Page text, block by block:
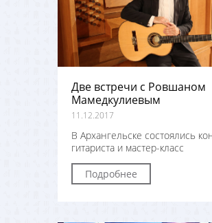
Две встречи с Ровшаном
Мамедкулиевым
11.12.2017
В Архангельске состоялись
гитариста и мастер-класс
Подробнее